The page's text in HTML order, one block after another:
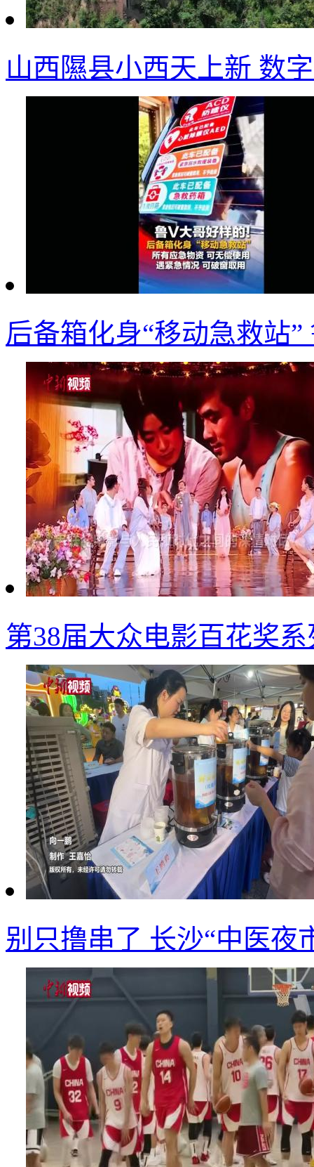
山西隰县小西天上新 数
后备箱化身“移动急救站
第38届大众电影百花奖
别只撸串了 长沙“中医夜